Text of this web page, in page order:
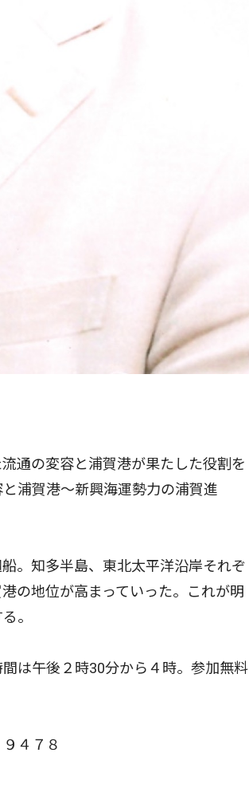
通の変容と浦賀港が果たした役割を
浦賀港〜新興海運勢力の浦賀進
。知多半島、東北太平洋沿岸それぞ
の地位が高まっていった。これが明
。
は午後２時30分から４時。参加無料
４７８